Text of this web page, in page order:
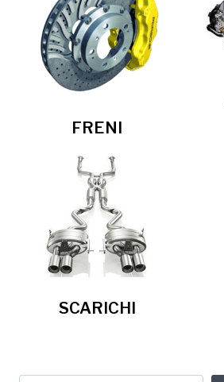
FRENI
SCARICHI